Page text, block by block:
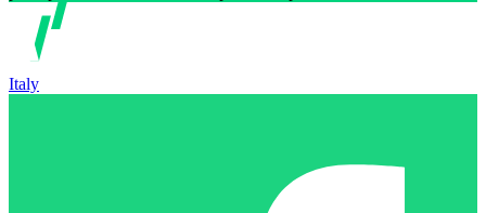
Italy